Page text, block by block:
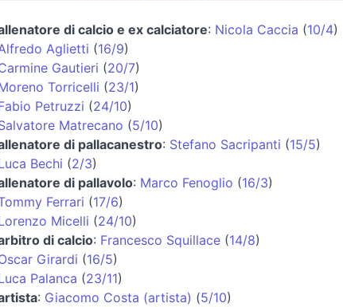
di calcio e ex calciatore: Nicola Caccia (10/4)
Aglietti (16/9)
Gautieri (20/7)
Torricelli (23/1)
Petruzzi (24/10)
Matrecano (5/10)
di pallacanestro: Stefano Sacripanti (15/5)
Bechi (2/3)
di pallavolo: Marco Fenoglio (16/3)
Ferrari (17/6)
Micelli (24/10)
di calcio: Francesco Squillace(14/8)
Girardi (16/5)
Palanca (23/11)
: Giacomo Costa (artista) (5/10)